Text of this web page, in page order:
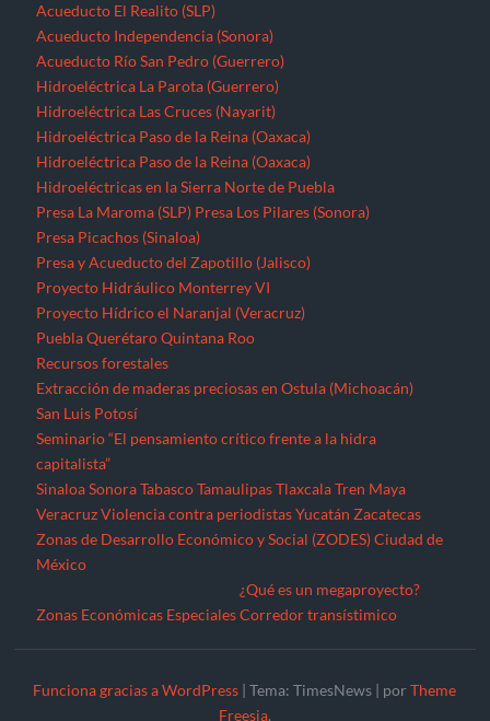
Acueducto El Realito (SLP)
Acueducto Independencia (Sonora)
Acueducto Río San Pedro (Guerrero)
Hidroeléctrica La Parota (Guerrero)
Hidroeléctrica Las Cruces (Nayarit)
Hidroeléctrica Paso de la Reina (Oaxaca)
Hidroeléctrica Paso de la Reina (Oaxaca)
Hidroeléctricas en la Sierra Norte de Puebla
Presa La Maroma (SLP) Presa Los Pilares (Sonora)
Presa Picachos (Sinaloa)
Presa y Acueducto del Zapotillo (Jalisco)
Proyecto Hidráulico Monterrey VI
Proyecto Hídrico el Naranjal (Veracruz)
Puebla Querétaro Quintana Roo
Recursos forestales
Extracción de maderas preciosas en Ostula (Michoacán)
San Luis Potosí
Seminario “El pensamiento crítico frente a la hidra
capitalista”
Sinaloa Sonora Tabasco Tamaulipas Tlaxcala Tren Maya
Veracruz Violencia contra periodistas Yucatán Zacatecas
Zonas de Desarrollo Económico y Social (ZODES) Ciudad de
México
Zonas Económicas Especiales
¿Qué es un megaproyecto?
Corredor transístimico
Funciona gracias a WordPress |Tema: TimesNews | porTheme
Freesia.